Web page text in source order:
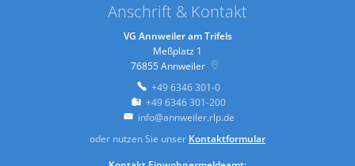
Anschrift & Kontakt
VG Annweiler am Trifels
Meßplatz 1
76855Annweiler
+49 6346 301-0
+49 6346 301-200
info@annweiler.rlp.de
oder nutzen Sie unser Kontaktformular